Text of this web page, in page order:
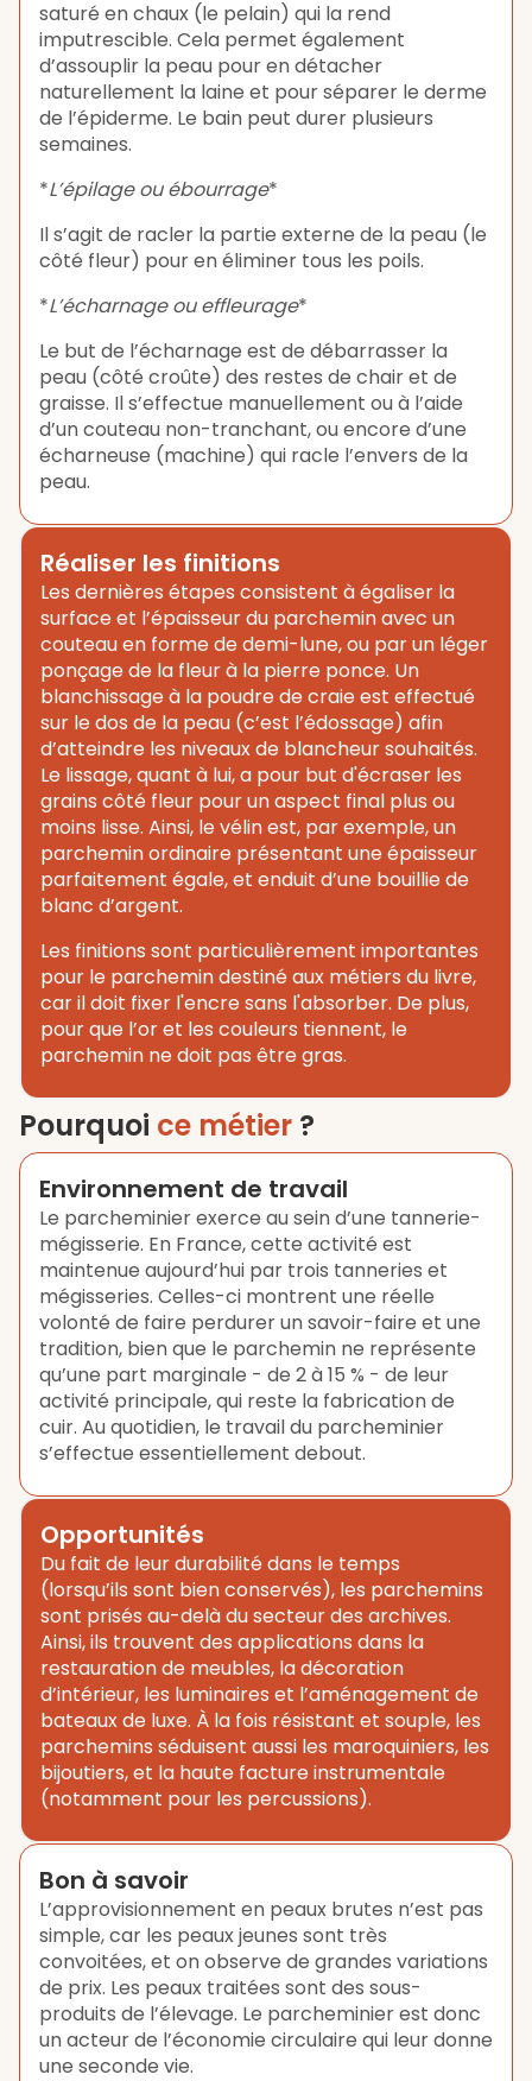
saturé en chaux (le pelain) qui la rend
imputrescible. Cela permet également
d’assouplir la peau pour en détacher
naturellement la laine et pour séparer le derme
de l’épiderme. Le bain peut durer plusieurs
semaines.
*L’épilage ou ébourrage*
Il s’agit de racler la partie externe de la peau (le
côté fleur) pour en éliminer tous les poils.
*L’écharnage ou effleurage*
Le but de l’écharnage est de débarrasser la
peau (côté croûte) des restes de chair et de
graisse. Il s’effectue manuellement ou à l’aide
d’un couteau non-tranchant, ou encore d’une
écharneuse (machine) qui racle l’envers de la
peau.
Réaliser les finitions
Les dernières étapes consistent à égaliser la
surface et l’épaisseur du parchemin avec un
couteau en forme de demi-lune, ou par un léger
ponçage de la fleur à la pierre ponce. Un
blanchissage à la poudre de craie est effectué
sur le dos de la peau (c’est l’édossage) afin
d’atteindre les niveaux de blancheur souhaités.
Le lissage, quant à lui, a pour but d'écraser les
grains côté fleur pour un aspect final plus ou
moins lisse. Ainsi, le vélin est, par exemple, un
parchemin ordinaire présentant une épaisseur
parfaitement égale, et enduit d’une bouillie de
blanc d’argent.
Les finitions sont particulièrement importantes
pour le parchemin destiné aux métiers du livre,
car il doit fixer l'encre sans l'absorber. De plus,
pour que l’or et les couleurs tiennent, le
parchemin ne doit pas être gras.
Pourquoi ce métier ?
Environnement de travail
Le parcheminier exerce au sein d’une tannerie-
mégisserie. En France, cette activité est
maintenue aujourd’hui par trois tanneries et
mégisseries. Celles-ci montrent une réelle
volonté de faire perdurer un savoir-faire et une
tradition, bien que le parchemin ne représente
qu’une part marginale - de 2 à 15 % - de leur
activité principale, qui reste la fabrication de
cuir. Au quotidien, le travail du parcheminier
s’effectue essentiellement debout.
Opportunités
Du fait de leur durabilité dans le temps
(lorsqu’ils sont bien conservés), les parchemins
sont prisés au-delà du secteur des archives.
Ainsi, ils trouvent des applications dans la
restauration de meubles, la décoration
d’intérieur, les luminaires et l’aménagement de
bateaux de luxe. À la fois résistant et souple, les
parchemins séduisent aussi les maroquiniers, les
bijoutiers, et la haute facture instrumentale
(notamment pour les percussions).
Bon à savoir
L’approvisionnement en peaux brutes n’est pas
simple, car les peaux jeunes sont très
convoitées, et on observe de grandes variations
de prix. Les peaux traitées sont des sous-
produits de l’élevage. Le parcheminier est donc
un acteur de l’économie circulaire qui leur donne
une seconde vie.